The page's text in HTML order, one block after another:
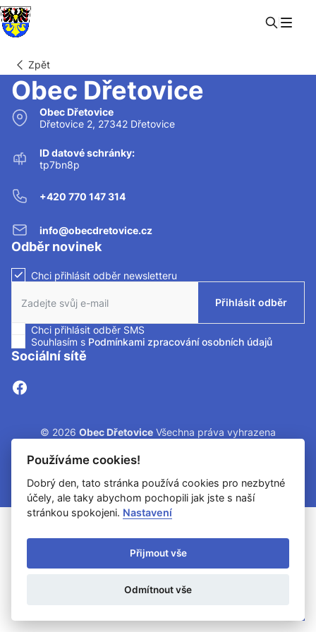
Domů
Obec
Úřad
Život v obci
Fotogalerie
Kontakty
Zpět
Obec Dřetovice
Obec Dřetovice
Dřetovice 2, 27342 Dřetovice
ID datové schránky:
tp7bn8p
+420 770 147 314
info@obecdretovice.cz
Odběr novinek
Chci přihlásit odběr newsletteru
Přihlásit odběr
Chci přihlásit odběr SMS
Zaškrtnutím políčka souhlasíte se zasíláním SMS.
Souhlasím s Podmínkami zpracování osobních údajů
Sociální sítě
© 2026 Obec Dřetovice Všechna práva vyhrazena
Snadné čtení
Prohlášení o ochraně soukromíProhlášení o přístupnostiCookies
Mapa webu
Provozovatel: DigiDay Czech s.r.o.
Používáme cookies!
Dobrý den, tato stránka používá cookies pro nezbytné
účely, ale taky abychom pochopili jak jste s naší
stránkou spokojeni. Nastavení
Přijmout vše
Odmítnout vše